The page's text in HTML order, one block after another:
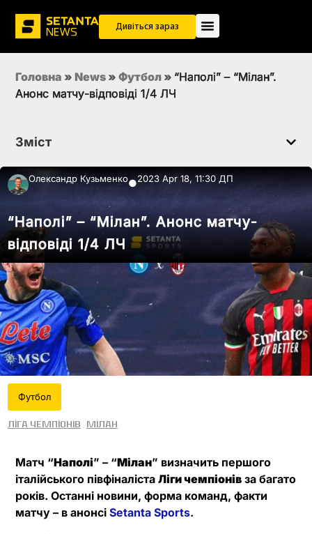
Дивіться зараз
Головна » News » Футбол » “Наполі” – “Мілан”.
Анонс матчу-відповіді 1/4 ЛЧ
Зміст
Олександр Кузьменко●2023 Apr 18, 11:30 ДП
“Наполі” – “Мілан”. Анонс матчу-
відповіді 1/4 ЛЧ
Футбол
Ліга чемпіонів Мілан
Матч “Наполі” – “Мілан” визначить першого
італійського півфіналіста Ліги чемпіонів за багато
років. Останні новини, форма команд, факти
матчу – в анонсі Setanta Sports.